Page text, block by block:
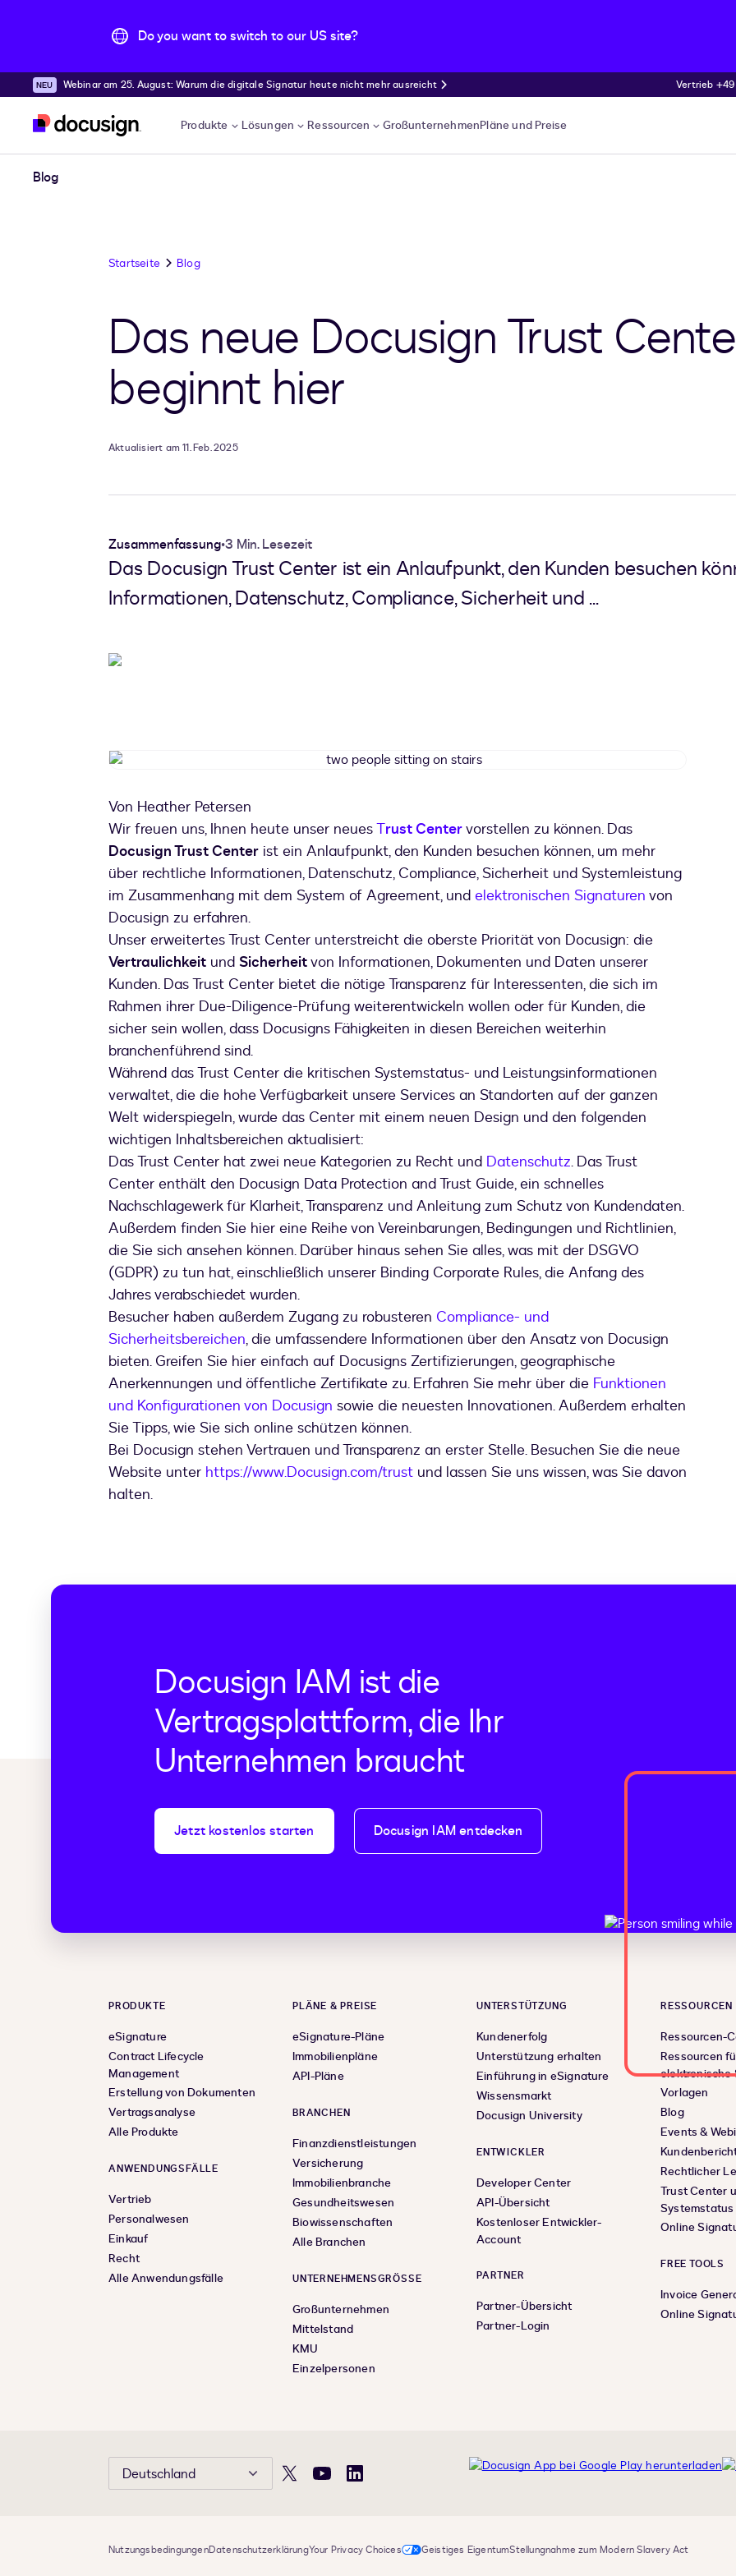
Do you want to switch to our US site?
Überspringen und weiter zum Hauptinhalt
Webinar am 25. August: Warum die digitale Signatur heute nicht mehr ausreicht Vertrieb
Produkte Lösungen Ressourcen GroßunternehmenPläne und Preise
Blog
Startseite Blog
Das neue Docusign Trust
beginnt hier
Aktualisiert am 11. Feb. 2025
Zusammenfassung•3 Min. Lesezeit
Das Docusign Trust Center ist ein Anlaufpunkt, den Kunden besuchen
Informationen, Datenschutz, Compliance, Sicherheit und ...
two
stairs
Von Heather Petersen
Wir freuen uns, Ihnen heute unser neuesTrust Centervorstellen zu können. Das
Docusign Trust Center ist ein Anlaufpunkt, den Kunden besuchen können, um mehr
über rechtliche Informationen, Datenschutz, Compliance, Sicherheit und Systemleistung
im Zusammenhang mit dem System of Agreement, und elektronischen Signaturen von
Docusign zu erfahren.
Unser erweitertes Trust Center unterstreicht die oberste Priorität von Docusign: die
Vertraulichkeit und Sicherheitvon Informationen, Dokumenten und Daten unserer
Kunden. Das Trust Center bietet die nötige Transparenz für Interessenten, die sich im
Rahmen ihrer Due-Diligence-Prüfung weiterentwickeln wollen oder für Kunden, die
sicher sein wollen, dass Docusigns Fähigkeiten in diesen Bereichen weiterhin
branchenführend sind.
Während das Trust Center die kritischen Systemstatus- und Leistungsinformationen
verwaltet, die die hohe Verfügbarkeit unsere Services an Standorten auf der ganzen
Welt widerspiegeln, wurde das Center mit einem neuen Design und den folgenden
wichtigen Inhaltsbereichen aktualisiert:
Das Trust Center hat zwei neue Kategorien zu Recht und Datenschutz. Das Trust
Center enthält den Docusign Data Protection and Trust Guide, ein schnelles
Nachschlagewerk für Klarheit, Transparenz und Anleitung zum Schutz von Kundendaten.
Außerdem finden Sie hier eine Reihe von Vereinbarungen, Bedingungen und Richtlinien,
die Sie sich ansehen können. Darüber hinaus sehen Sie alles, was mit der DSGVO
(GDPR) zu tun hat, einschließlich unserer Binding Corporate Rules, die Anfang des
Jahres verabschiedet wurden.
Besucher haben außerdem Zugang zu robusteren Compliance- und
Sicherheitsbereichen, die umfassendere Informationen über den Ansatz von Docusign
bieten. Greifen Sie hier einfach auf Docusigns Zertifizierungen, geographische
Anerkennungen und öffentliche Zertifikate zu. Erfahren Sie mehr über die Funktionen
und Konfigurationen von Docusign sowie die neuesten Innovationen. Außerdem erhalten
Sie Tipps, wie Sie sich online schützen können.
Bei Docusign stehen Vertrauen und Transparenz an erster Stelle. Besuchen Sie die neue
Website unter https://www.Docusign.com/trust und lassen Sie uns wissen, was Sie davon
halten.
Docusign IAM ist die
Vertragsplattform, die Ihr
Unternehmen braucht
Jetzt kostenlos starten Docusign IAM entdecken
PRODUKTE
eSignature
Contract Lifecycle
Management
Erstellung von Dokumenten
Vertragsanalyse
Alle Produkte
ANWENDUNGSFÄLLE
Vertrieb
Personalwesen
Einkauf
Recht
Alle Anwendungsfälle
PLÄNE & PREISE
eSignature-Pläne
Immobilienpläne
API-Pläne
BRANCHEN
Finanzdienstleistungen
Versicherung
Immobilienbranche
Gesundheitswesen
Biowissenschaften
Alle Branchen
UNTERNEHMENSGRÖSSE
Großunternehmen
Mittelstand
KMU
Einzelpersonen
UNTERSTÜTZUNG
Kundenerfolg
Unterstützung erhalten
Einführung in eSignature
Wissensmarkt
Docusign University
ENTWICKLER
Developer Center
API-Übersicht
Kostenloser Entwickler-
Account
PARTNER
Partner-Übersicht
Partner-Login
RESSOURCEN
Ressourcen-
Ressourcen
elektronische
Vorlagen
Blog
Events &
Rechtlicher
Trust Center
Systemstatus
Online
FREE TOOLS
Invoice
Online
Deutschland X YouTubeLinkedIn
NutzungsbedingungenDatenschutzerklärungYour Privacy Choices Geistiges EigentumStellungnahme zum Modern Slavery Act